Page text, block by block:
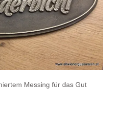
Messing für das Gut